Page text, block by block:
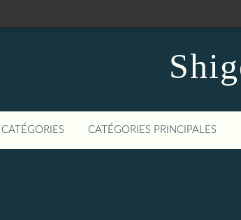
CATÉGORIES CATÉGORIES PRINCIPALES